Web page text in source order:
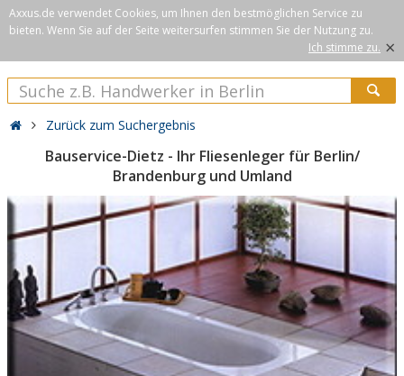
Axxus.de verwendet Cookies, um Ihnen den bestmöglichen Service zu
bieten. Wenn Sie auf der Seite weitersurfen stimmen Sie der Nutzung zu.
Ich stimme zu. ×
Zurück zum Suchergebnis
Bauservice-Dietz - Ihr Fliesenleger für Berlin/
Brandenburg und Umland